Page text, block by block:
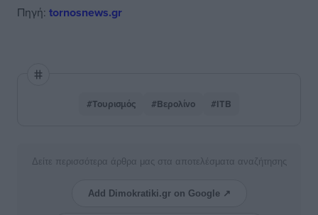
Πηγή: tornosnews.gr
#Τουρισμός #Βερολίνο #ITB
Δείτε περισσότερα άρθρα μας στα αποτελέσματα αναζήτησης
Add Dimokratiki.gr on Google ↗